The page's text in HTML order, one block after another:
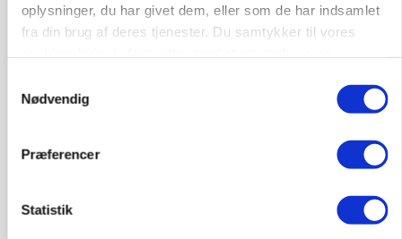
oplysninger, du har givet dem, eller som de har indsamlet
fra din brug af deres tjenester. Du samtykker til vores
Nødvendig
Præferencer
Statistik
BUSINESS